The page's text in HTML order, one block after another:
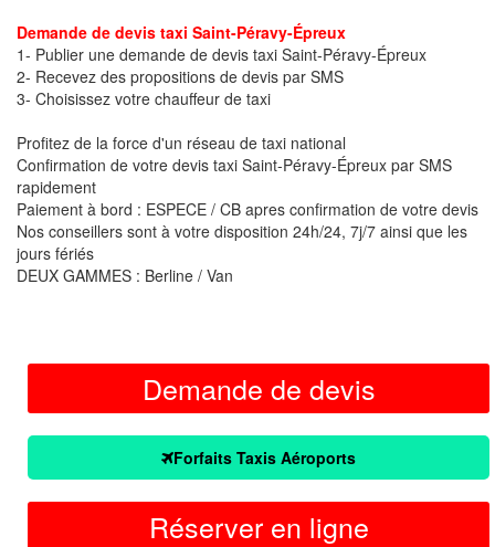
Demande de devis taxi Saint-Péravy-Épreux
1- Publier une demande de devis taxi Saint-Péravy-Épreux
2- Recevez des propositions de devis par SMS
3- Choisissez votre chauffeur de taxi
Profitez de la force d'un réseau de taxi national
Confirmation de votre devis taxi Saint-Péravy-Épreux par SMS
rapidement
Paiement à bord : ESPECE / CB apres confirmation de votre devis
Nos conseillers sont à votre disposition 24h/24, 7j/7 ainsi que les
jours fériés
DEUX GAMMES : Berline / Van
Demande de devis
Forfaits Taxis Aéroports
Réserver en ligne